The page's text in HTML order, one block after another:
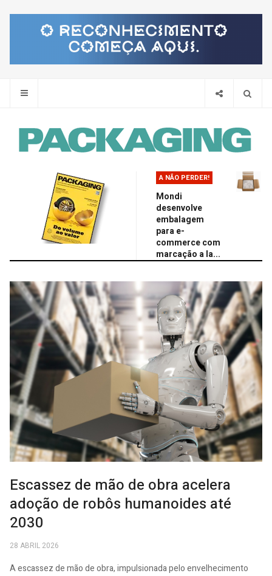
A NÃO PERDER!
Mondi
desenvolve
embalagem
para e-
commerce com
marcação a la...
Escassez de mão de obra acelera
adoção de robôs humanoides até
2030
28 ABRIL 2026
A escassez de mão de obra, impulsionada pelo envelhecimento